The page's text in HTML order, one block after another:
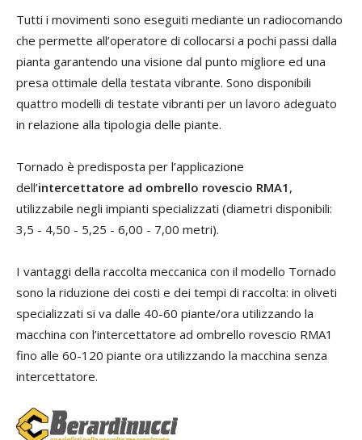
Tutti i movimenti sono eseguiti mediante un radiocomando
che permette all’operatore di collocarsi a pochi passi dalla
pianta garantendo una visione dal punto migliore ed una
presa ottimale della testata vibrante. Sono disponibili
quattro modelli di testate vibranti per un lavoro adeguato
in relazione alla tipologia delle piante.
Tornado è predisposta per l’applicazione
dell’intercettatore ad ombrello rovescio RMA1 ,
utilizzabile negli impianti specializzati (diametri disponibili:
3,5 - 4,50 - 5,25 - 6,00 - 7,00 metri).
I vantaggi della raccolta meccanica con il modello Tornado
sono la riduzione dei costi e dei tempi di raccolta: in oliveti
specializzati si va dalle 40-60 piante/ora utilizzando la
macchina con l’intercettatore ad ombrello rovescio RMA1
fino alle 60-120 piante ora utilizzando la macchina senza
intercettatore.